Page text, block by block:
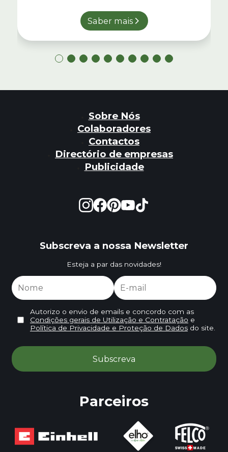
Saber mais
Sobre Nós
Colaboradores
Contactos
Directório de empresas
Publicidade
Subscreva a nossa Newsletter
Esteja a par das novidades!
Autorizo o envio de emails e concordo com as
Condições gerais de Utilização e Contratação e
Política de Privacidade e Proteção de Dadosdo site.
Parceiros